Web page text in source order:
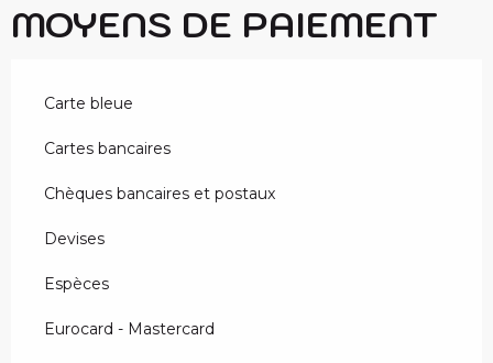
MOYENS DE PAIEMENT
Carte bleue
Cartes bancaires
Chèques bancaires et postaux
Devises
Espèces
Eurocard - Mastercard